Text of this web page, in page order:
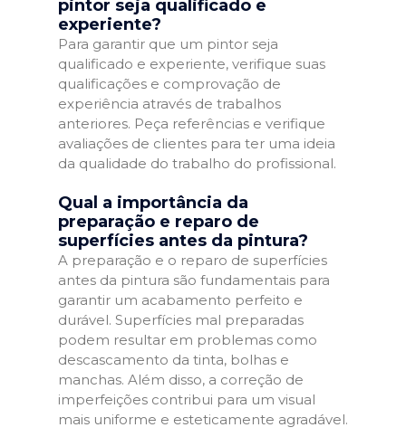
pintor seja qualificado e
experiente?
Para garantir que um pintor seja
qualificado e experiente, verifique suas
qualificações e comprovação de
experiência através de trabalhos
anteriores. Peça referências e verifique
avaliações de clientes para ter uma ideia
da qualidade do trabalho do profissional.
Qual a importância da
preparação e reparo de
superfícies antes da pintura?
A preparação e o reparo de superfícies
antes da pintura são fundamentais para
garantir um acabamento perfeito e
durável. Superfícies mal preparadas
podem resultar em problemas como
descascamento da tinta, bolhas e
manchas. Além disso, a correção de
imperfeições contribui para um visual
mais uniforme e esteticamente agradável.